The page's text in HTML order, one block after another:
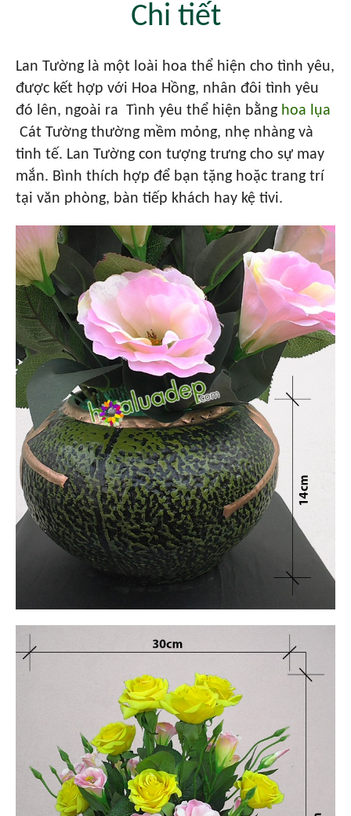
Chi tiết
Lan Tường là một loài hoa thể hiện cho tình yêu,
được kết hợp với Hoa Hồng, nhân đôi tình yêu
đó lên, ngoài ra Tình yêu thể hiện bằng hoa lụa
Cát Tường thường mềm mỏng, nhẹ nhàng và
tinh tế. Lan Tường con tượng trưng cho sự may
mắn. Bình thích hợp để bạn tặng hoặc trang trí
tại văn phòng, bàn tiếp khách hay kệ tivi.